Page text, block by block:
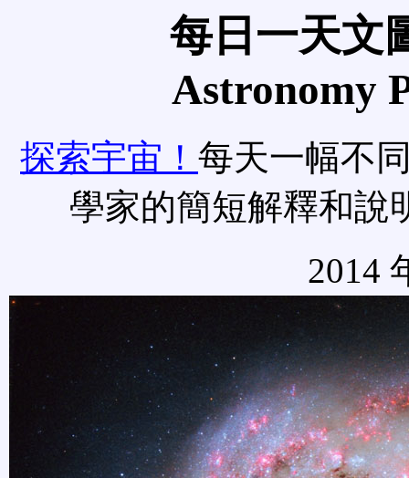
每日一天文
Astronomy
探索宇宙！ 每天一幅不
學家的簡短解釋和說
2014